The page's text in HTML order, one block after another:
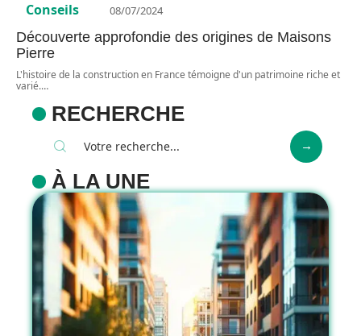
Conseils 08/07/2024
Découverte approfondie des origines de Maisons
Pierre
L'histoire de la construction en France témoigne d'un patrimoine riche et
varié.…
RECHERCHE
À LA UNE